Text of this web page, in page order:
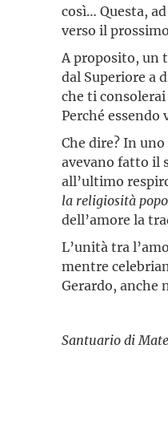
così… Questa,
verso il
A proposito, un
dal Superiore a
che ti
Perché
Che dire? In
avevano fatto il
all’ultimo
la religiosità
dell’amore la
L’unità tra
mentre
Gerardo, anche
Santuario di